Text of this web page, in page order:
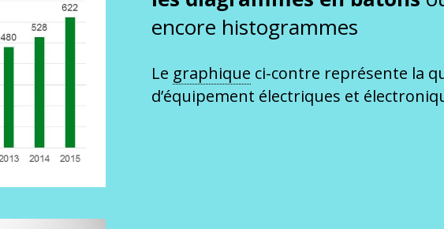
encore histogrammes
Le graphique ci-contre représente la
d’équipement électriques et